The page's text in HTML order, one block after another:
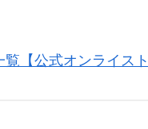
【公式オンライス